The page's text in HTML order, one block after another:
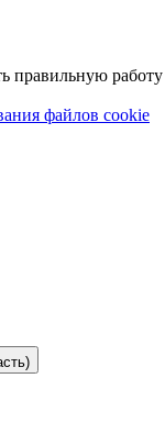
работу
файлов cookie